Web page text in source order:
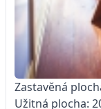
Zastavěná
Užitná plocha: